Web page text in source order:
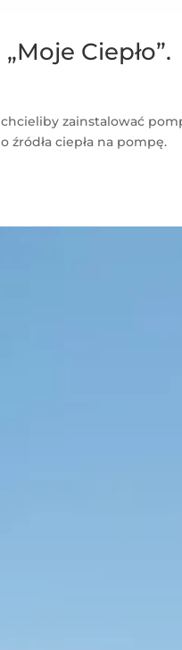
Ciepło”.
zainstalować
źródła ciepła na pompę.